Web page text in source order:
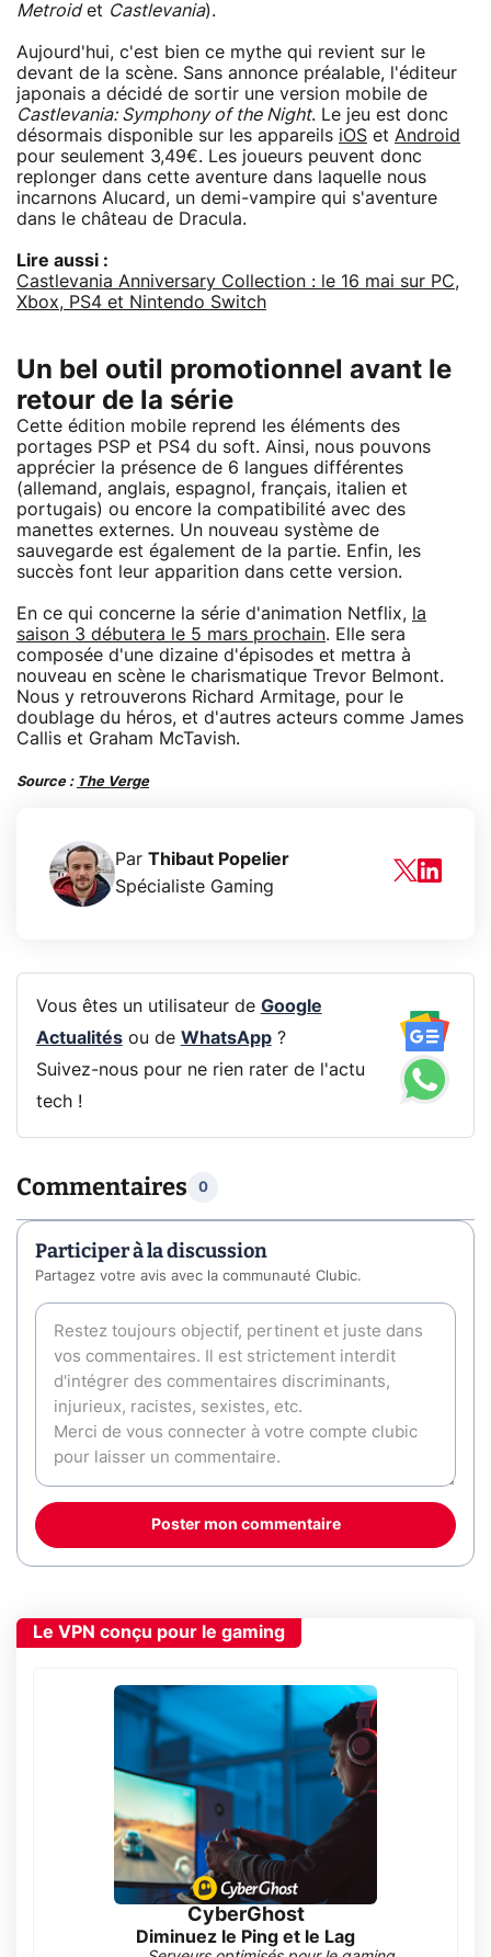
Metroidet Castlevania).
Aujourd'hui, c'est bien ce mythe qui revient sur le
devant de la scène. Sans annonce préalable, l'éditeur
japonais a décidé de sortir une version mobile de
Castlevania: Symphony of the Night. Le jeu est donc
désormais disponible sur les appareils iOS et Android
pour seulement 3,49€. Les joueurs peuvent donc
replonger dans cette aventure dans laquelle nous
incarnons Alucard, un demi-vampire qui s'aventure
dans le château de Dracula.
Lire aussi :
Castlevania Anniversary Collection : le 16 mai sur PC,
Xbox, PS4 et Nintendo Switch
Un bel outil promotionnel avant le
retour de la série
Cette édition mobile reprend les éléments des
portages PSP et PS4 du soft. Ainsi, nous pouvons
apprécier la présence de 6 langues différentes
(allemand, anglais, espagnol, français, italien et
portugais) ou encore la compatibilité avec des
manettes externes. Un nouveau système de
sauvegarde est également de la partie. Enfin, les
succès font leur apparition dans cette version.
En ce qui concerne la série d'animation Netflix, la
saison 3 débutera le 5 mars prochain. Elle sera
composée d'une dizaine d'épisodes et mettra à
nouveau en scène le charismatique Trevor Belmont.
Nous y retrouverons Richard Armitage, pour le
doublage du héros, et d'autres acteurs comme James
Callis et Graham McTavish.
Source : The Verge
Par Thibaut Popelier
Spécialiste Gaming
Vous êtes un utilisateur de Google
Actualitésou de WhatsApp?
Suivez-nous pour ne rien rater de l'actu
tech !
Commentaires 0
Participer à la discussion
Partagez votre avis avec la communauté Clubic.
Poster mon commentaire
Le VPN conçu pour le gaming
CyberGhost
Diminuez le Ping et le Lag